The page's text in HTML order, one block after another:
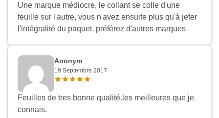
Une marque médiocre, le collant se colle d'une
feuille sur l'autre, vous n'avez ensuite plus qu'à jeter
l'intégralité du paquet, préférez d'autres marques
Anonym
19 Septembre 2017
Feuilles de tres bonne qualité.les meilleures que je
connais.